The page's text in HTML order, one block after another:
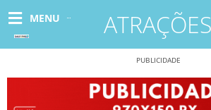
para
MENU ATRAÇÕES
PUBLICIDADE